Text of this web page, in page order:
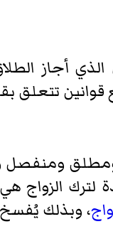
عام 2004 مسقطة بذلك قانون عام
تتعلق
ومطلق
لترك الزواج
، وبذلك